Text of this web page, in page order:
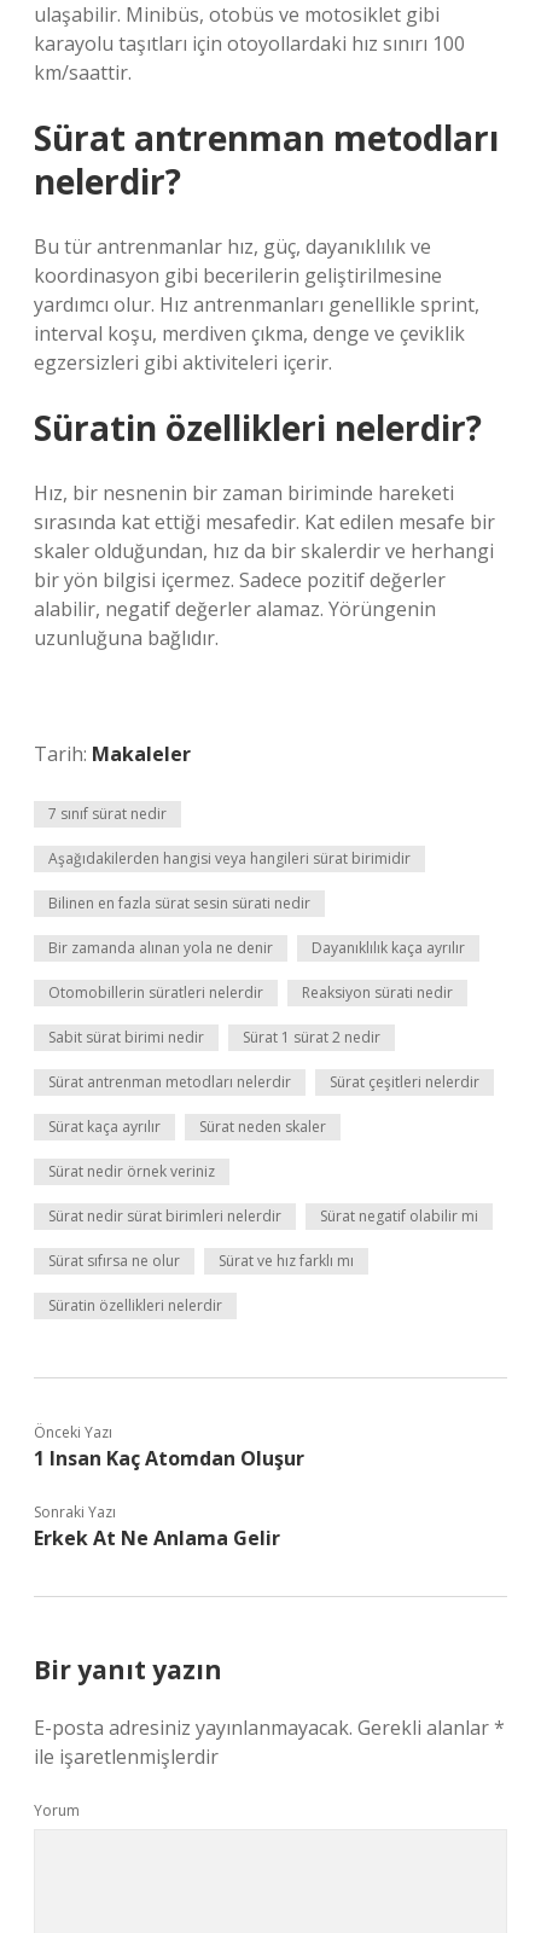
ulaşabilir. Minibüs, otobüs ve motosiklet gibi
karayolu taşıtları için otoyollardaki hız sınırı 100
km/saattir.
Sürat antrenman metodları
nelerdir?
Bu tür antrenmanlar hız, güç, dayanıklılık ve
koordinasyon gibi becerilerin geliştirilmesine
yardımcı olur. Hız antrenmanları genellikle sprint,
interval koşu, merdiven çıkma, denge ve çeviklik
egzersizleri gibi aktiviteleri içerir.
Süratin özellikleri nelerdir?
Hız, bir nesnenin bir zaman biriminde hareketi
sırasında kat ettiği mesafedir. Kat edilen mesafe bir
skaler olduğundan, hız da bir skalerdir ve herhangi
bir yön bilgisi içermez. Sadece pozitif değerler
alabilir, negatif değerler alamaz. Yörüngenin
uzunluğuna bağlıdır.
Tarih: Makaleler
7 sınıf sürat nedir
Aşağıdakilerden hangisi veya hangileri sürat birimidir
Bilinen en fazla sürat sesin sürati nedir
Bir zamanda alınan yola ne denir Dayanıklılık kaça ayrılır
Otomobillerin süratleri nelerdir Reaksiyon sürati nedir
Sabit sürat birimi nedir Sürat 1 sürat 2 nedir
Sürat antrenman metodları nelerdir Sürat çeşitleri nelerdir
Sürat kaça ayrılır Sürat neden skaler
Sürat nedir örnek veriniz
Sürat nedir sürat birimleri nelerdir Sürat negatif olabilir mi
Sürat sıfırsa ne olur Sürat ve hız farklı mı
Süratin özellikleri nelerdir
Önceki Yazı
1 Insan Kaç Atomdan Oluşur
Sonraki Yazı
Erkek At Ne Anlama Gelir
Bir yanıt yazın
E-posta adresiniz yayınlanmayacak. Gerekli alanlar*
ile işaretlenmişlerdir
Yorum